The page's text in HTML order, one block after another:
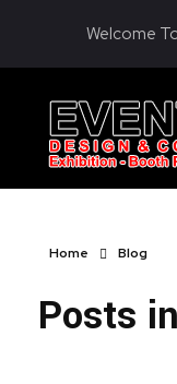
Welcome
KONTRAKTOR PAMERAN EVENTPRO
Eventpro sebagai kontraktor pameran jakarta, penyedia jasa pembuatan dekorasi booth pameran. Hubungi sekarang! Untuk harga yang terjangkau! HOTLINE 081290452586
Home Blog
Posts